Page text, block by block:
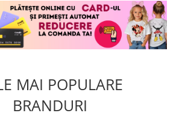
MAI POPULARE
BRANDURI